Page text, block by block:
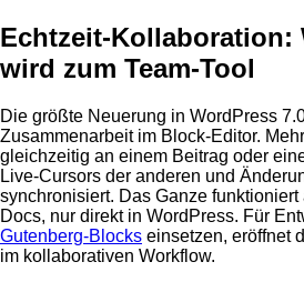
Echtzeit-Kollaboration:
wird zum Team-Tool
Die größte Neuerung in WordPress
Zusammenarbeit im Block-Editor.
gleichzeitig an einem Beitrag oder
Live-Cursors der anderen und
synchronisiert. Das Ganze
Docs, nur direkt in WordPress. Für
Gutenberg-Blocks einsetzen, eröffnet
im kollaborativen Workflow.